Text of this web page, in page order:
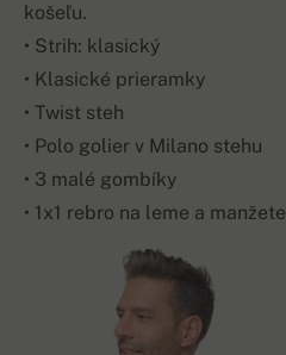
košeľu.
• Strih: klasický
• Klasické prieramky
• Twist steh
• Polo golier v Milano stehu
• 3 malé gombíky
• 1x1 rebro na leme a manžete